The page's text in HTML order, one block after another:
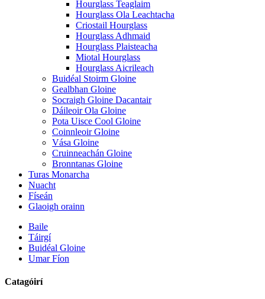
Hourglass Teaglaim
Hourglass Ola Leachtacha
Criostail Hourglass
Hourglass Adhmaid
Hourglass Plaisteacha
Miotal Hourglass
Hourglass Aicrileach
Buidéal Stoirm Gloine
Gealbhan Gloine
Socraigh Gloine Dacantair
Dáileoir Ola Gloine
Pota Uisce Cool Gloine
Coinnleoir Gloine
Vása Gloine
Cruinneachán Gloine
Bronntanas Gloine
Turas Monarcha
Nuacht
Físeán
Glaoigh orainn
Baile
Táirgí
Buidéal Gloine
Umar Fíon
Catagóirí